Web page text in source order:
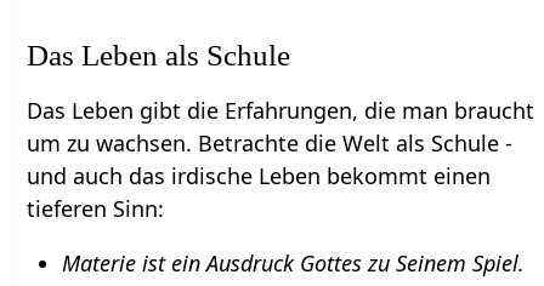
Das Leben als Schule
Das Leben gibt die Erfahrungen, die man braucht
um zu wachsen. Betrachte die Welt als Schule -
und auch das irdische Leben bekommt einen
tieferen Sinn:
Materie ist ein Ausdruck Gottes zu Seinem Spiel.